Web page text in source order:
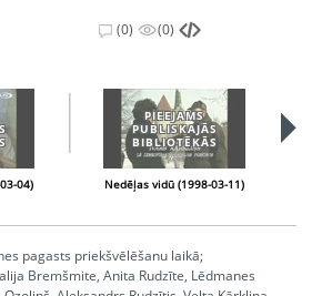
(0) (0)
04)
PIEEJAMS
PUBLISKAJĀS
BIBLIOTĒKĀS
Nedēļas vidū (1998-03-11)
pagasts priekšvēlēšanu laikā;
Bremšmite, Anita Rudzīte, Lēdmanes